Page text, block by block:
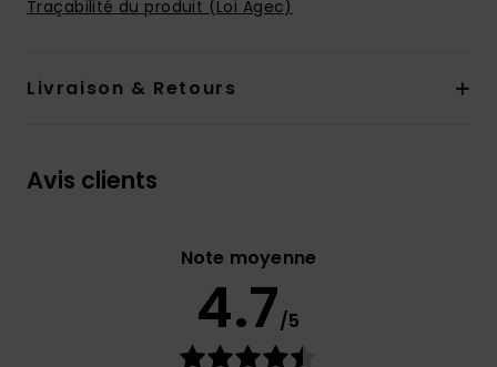
Traçabilité du produit (Loi Agec)
Livraison & Retours
Avis clients
Note moyenne
4.7/5